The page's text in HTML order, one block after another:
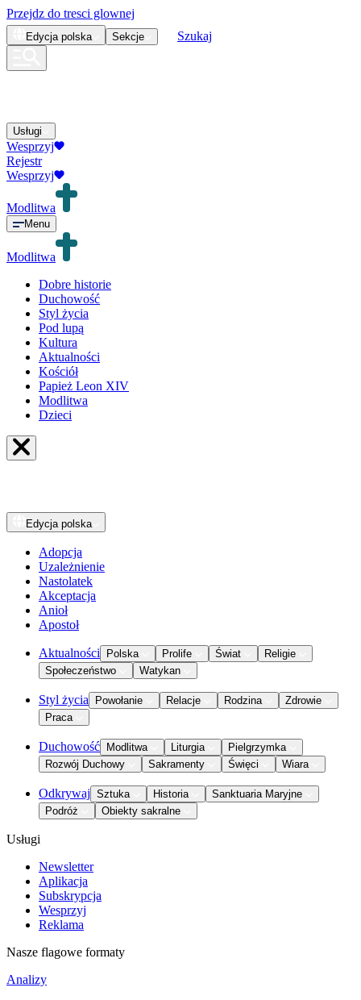
Przejdz do tresci glownej
Edycja polska Sekcje Szukaj
Usługi
Wesprzyj
Rejestr
Wesprzyj
Modlitwa
Menu
Modlitwa
Dobre historie
Duchowość
Styl życia
Pod lupą
Kultura
Aktualności
Kościół
Papież Leon XIV
Modlitwa
Dzieci
Edycja polska
Adopcja
Uzależnienie
Nastolatek
Akceptacja
Anioł
Apostoł
Aktualności Polska Prolife Świat
Religie
Społeczeństwo
Watykan
Styl życia Powołanie Relacje Rodzina
Zdrowie
Praca
Duchowość Modlitwa Liturgia
Pielgrzymka
Rozwój Duchowy
Sakramenty Święci Wiara
Odkrywaj Sztuka Historia
Sanktuaria Maryjne
Podróż
Obiekty sakralne
Usługi
Newsletter
Aplikacja
Subskrypcja
Wesprzyj
Reklama
Nasze flagowe formaty
Analizy